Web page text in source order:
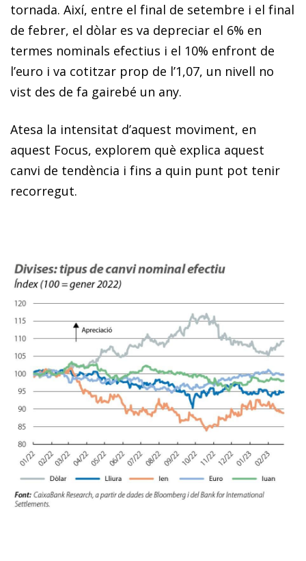
tornada. Així, entre el final de setembre i el final
de febrer, el dòlar es va depreciar el 6% en
termes nominals efectius i el 10% enfront de
l’euro i va cotitzar prop de l’1,07, un nivell no
vist des de fa gairebé un any.
Atesa la intensitat d’aquest moviment, en
aquest Focus, explorem què explica aquest
canvi de tendència i fins a quin punt pot tenir
recorregut.